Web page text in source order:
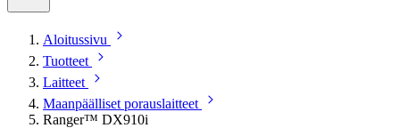
Aloitussivu
Tuotteet
Laitteet
Maanpäälliset porauslaitteet
Ranger™ DX910i